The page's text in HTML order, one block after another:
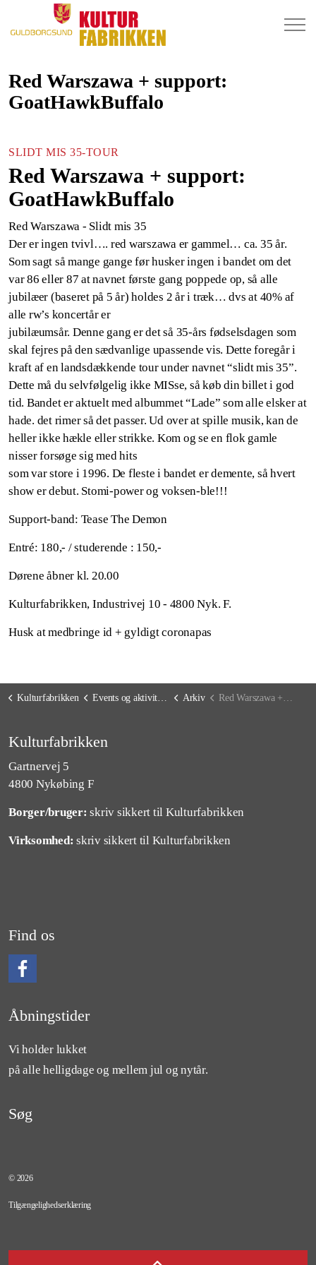
Red Warszawa + support:
GoatHawkBuffalo
SLIDT MIS 35-TOUR
Red Warszawa + support:
GoatHawkBuffalo
Red Warszawa - Slidt mis 35
Der er ingen tvivl…. red warszawa er gammel… ca. 35 år.
Som sagt så mange gange før husker ingen i bandet om det
var 86 eller 87 at navnet første gang poppede op, så alle
jubilæer (baseret på 5 år) holdes 2 år i træk… dvs at 40% af
alle rw’s koncertår er
jubilæumsår. Denne gang er det så 35-års fødselsdagen som
skal fejres på den sædvanlige upassende vis. Dette foregår i
kraft af en landsdækkende tour under navnet “slidt mis 35”.
Dette må du selvfølgelig ikke MISse, så køb din billet i god
tid. Bandet er aktuelt med albummet “Lade” som alle elsker at
hade. det rimer så det passer. Ud over at spille musik, kan de
heller ikke hækle eller strikke. Kom og se en flok gamle
nisser forsøge sig med hits
som var store i 1996. De fleste i bandet er demente, så hvert
show er debut. Stomi-power og voksen-ble!!!
Support-band: Tease The Demon
Entré: 180,- / studerende : 150,-
Dørene åbner kl. 20.00
Kulturfabrikken, Industrivej 10 - 4800 Nyk. F.
Husk at medbringe id + gyldigt coronapas
Kulturfabrikken Events og aktiviteter Arkiv Red Warszawa + support: GoatHawkBuffalo
Kulturfabrikken
Gartnervej 5
4800 Nykøbing F
Borger/bruger: skriv sikkert til Kulturfabrikken
Virksomhed: skriv sikkert til Kulturfabrikken
Find os
Åbningstider
Vi holder lukket
på alle helligdage og mellem jul og nytår.
Søg
© 2026
Tilgængelighedserklæring